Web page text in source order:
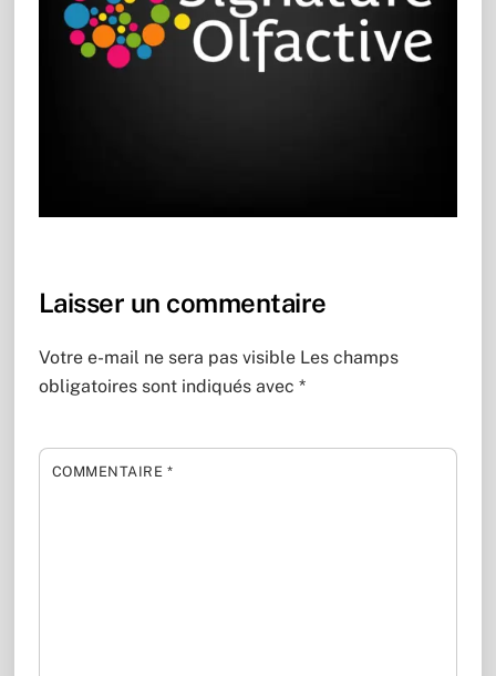
Laisser un commentaire
Votre e-mail ne sera pas visible Les champs
obligatoires sont indiqués avec *
COMMENTAIRE *